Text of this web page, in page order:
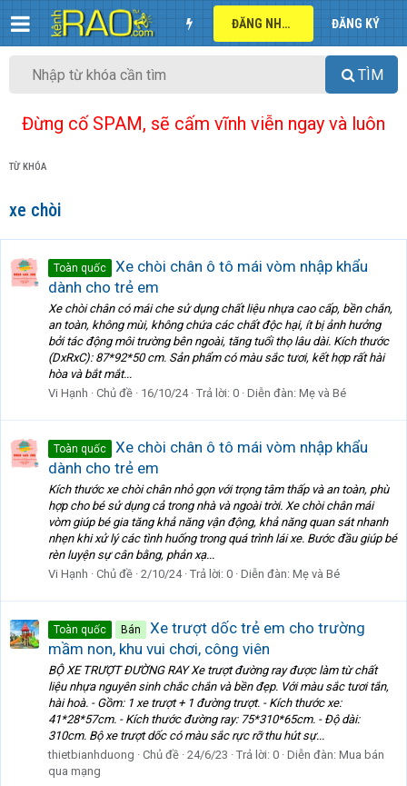
ĐĂNG NHẬP ĐĂNG KÝ
TÌM
Đừng cố SPAM, sẽ cấm vĩnh viễn ngay và luôn
TỪ KHÓA
xe chòi
Toàn quốc
Xe chòi chân ô tô mái vòm nhập khẩu
dành cho trẻ em
Xe chòi chân có mái che sử dụng chất liệu nhựa cao cấp, bền chắn,
an toàn, không mùi, không chứa các chất độc hại, ít bị ảnh hưởng
bởi tác động môi trường bên ngoài, tăng tuổi thọ lâu dài. Kích thước
(DxRxC): 87*92*50 cm. Sản phẩm có màu sắc tươi, kết hợp rất hài
hòa và bắt mắt...
Vi Hạnh
Chủ đề 16/10/24 Trả lời: 0 Diễn đàn: Mẹ và Bé
Toàn quốc
Xe chòi chân ô tô mái vòm nhập khẩu
dành cho trẻ em
Kích thước xe chòi chân nhỏ gọn với trọng tâm thấp và an toàn, phù
hợp cho bé sử dụng cả trong nhà và ngoài trời. Xe chòi chân mái
vòm giúp bé gia tăng khả năng vận động, khả năng quan sát nhanh
nhẹn khi xử lý các tình huống trong quá trình lái xe. Bước đầu giúp bé
rèn luyện sự cân bằng, phản xạ...
Vi Hạnh
Chủ đề 2/10/24 Trả lời: 0 Diễn đàn: Mẹ và Bé
Toàn quốc Bán
Xe trượt dốc trẻ em cho trường
mầm non, khu vui chơi, công viên
BỘ XE TRƯỢT ĐƯỜNG RAY Xe trượt đường ray được làm từ chất
liệu nhựa nguyên sinh chắc chắn và bền đẹp. Với màu sắc tươi tắn,
hài hoà. - Gồm: 1 xe trượt + 1 đường trượt. - Kích thước xe:
41*28*57cm. - Kích thước đường ray: 75*310*65cm. - Độ dài:
310cm. Bộ xe trượt dốc có màu sắc rực rỡ thu hút sự...
thietbianhduong
Chủ đề 24/6/23 Trả lời: 0 Diễn đàn: Mua bán
qua mạng